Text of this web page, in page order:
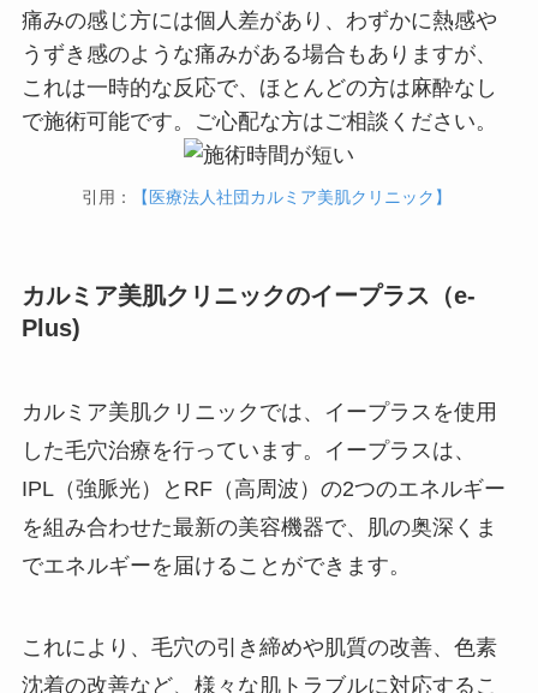
痛みの感じ方には個人差があり、わずかに熱感や
うずき感のような痛みがある場合もありますが、
これは一時的な反応で、ほとんどの方は麻酔なし
で施術可能です。ご心配な方はご相談ください。
引用： 【医療法人社団カルミア美肌クリニック】
カルミア美肌クリニックのイープラス（e-
Plus)
カルミア美肌クリニックでは、イープラスを使用
した毛穴治療を行っています。イープラスは、
IPL（強脈光）とRF（高周波）の2つのエネルギー
を組み合わせた最新の美容機器で、肌の奥深くま
でエネルギーを届けることができます。
これにより、毛穴の引き締めや肌質の改善、色素
沈着の改善など、様々な肌トラブルに対応するこ